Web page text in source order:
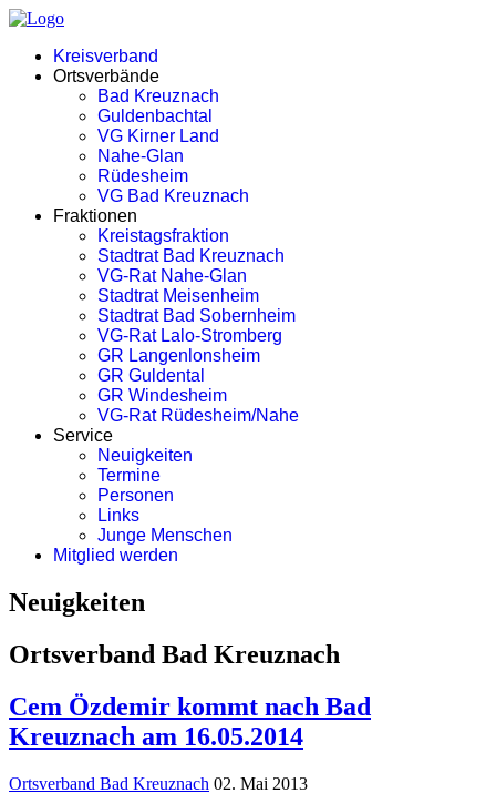
Kreisverband
Ortsverbände
Bad Kreuznach
Guldenbachtal
VG Kirner Land
Nahe-Glan
Rüdesheim
VG Bad Kreuznach
Fraktionen
Kreistagsfraktion
Stadtrat Bad Kreuznach
VG-Rat Nahe-Glan
Stadtrat Meisenheim
Stadtrat Bad Sobernheim
VG-Rat Lalo-Stromberg
GR Langenlonsheim
GR Guldental
GR Windesheim
VG-Rat Rüdesheim/Nahe
Service
Neuigkeiten
Termine
Personen
Links
Junge Menschen
Mitglied werden
Neuigkeiten
Ortsverband Bad Kreuznach
Cem Özdemir kommt nach Bad
Kreuznach am 16.05.2014
Ortsverband Bad Kreuznach 02. Mai 2013